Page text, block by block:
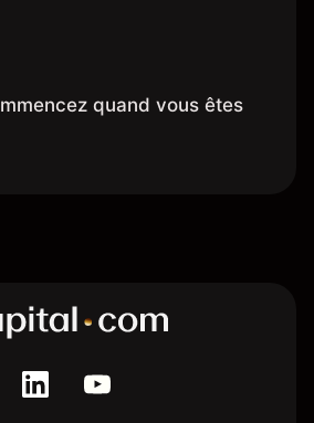
quand vous êtes